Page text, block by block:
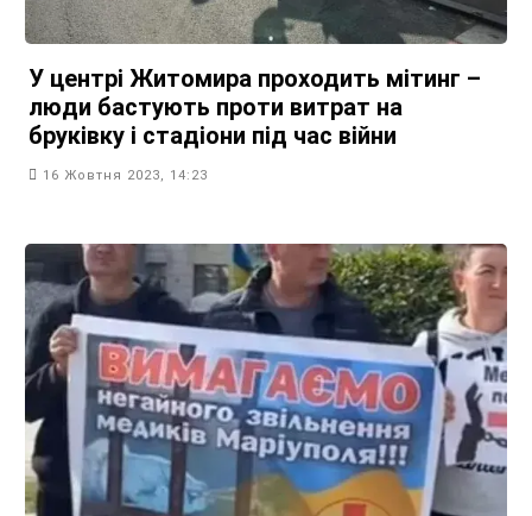
У центрі Житомира проходить мітинг –
люди бастують проти витрат на
бруківку і стадіони під час війни
16 Жовтня 2023, 14:23